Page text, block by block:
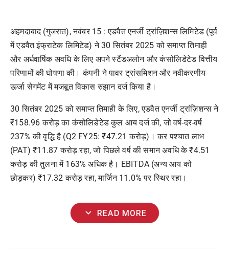
अहमदाबाद(गुजरात),नवंबर15 : एडवैत एनर्जी ट्रांज़िशन्स लिमिटेड (पूर्व
में एडवैत इंफ्राटेक लिमिटेड)ने30सितंबर 2025को समाप्त तिमाही
और अर्धवार्षिक अवधि के लिए अपने स्टैंडअलोन और कंसोलिडेटेड वित्तीय
परिणामों की घोषणा की। कंपनी ने पावर ट्रांसमिशन और नवीकरणीय
ऊर्जा सेगमेंट में मजबूत विकास रुझान दर्ज किया है।
30सितंबर 2025को समाप्त तिमाही के लिए,एडवैत एनर्जी ट्रांज़िशन्स ने
₹158.96करोड़ का कंसोलिडेटेड कुल आय दर्ज की,जो वर्ष-दर-वर्ष
237%की वृद्धि है (Q2 FY25: ₹47.21करोड़) । कर पश्चात लाभ
(PAT) ₹11.87करोड़ रहा,जो पिछले वर्ष की समान अवधि के₹4.51
करोड़ की तुलना में163%अधिक है। EBITDA (अन्य आय को
छोड़कर) ₹17.32करोड़ रहा,मार्जिन11.0%पर स्थिर रहा।
expand_more READ MORE